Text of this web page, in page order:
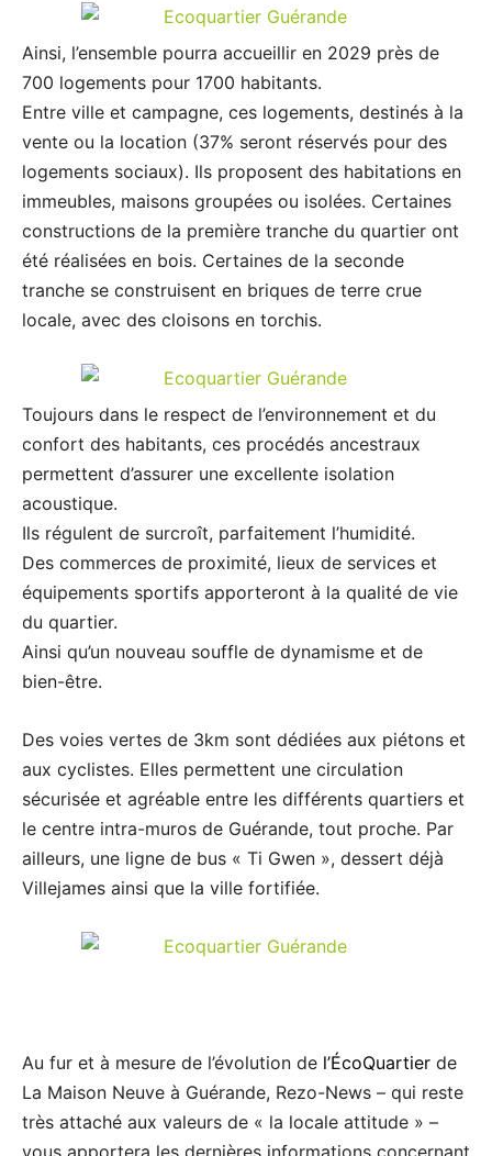
Ainsi, l’ensemble pourra accueillir en 2029 près de
700 logements pour 1700 habitants.
Entre ville et campagne, ces logements, destinés à la
vente ou la location (37% seront réservés pour des
logements sociaux). Ils proposent des habitations en
immeubles, maisons groupées ou isolées. Certaines
constructions de la première tranche du quartier ont
été réalisées en bois. Certaines de la seconde
tranche se construisent en briques de terre crue
locale, avec des cloisons en torchis.
Toujours dans le respect de l’environnement et du
confort des habitants, ces procédés ancestraux
permettent d’assurer une excellente isolation
acoustique.
Ils régulent de surcroît, parfaitement l’humidité.
Des commerces de proximité, lieux de services et
équipements sportifs apporteront à la qualité de vie
du quartier.
Ainsi qu’un nouveau souffle de dynamisme et de
bien-être.
Des voies vertes de 3km sont dédiées aux piétons et
aux cyclistes. Elles permettent une circulation
sécurisée et agréable entre les différents quartiers et
le centre intra-muros de Guérande, tout proche. Par
ailleurs, une ligne de bus « Ti Gwen », dessert déjà
Villejames ainsi que la ville fortifiée.
Au fur et à mesure de l’évolution de l’ÉcoQuartier de
La Maison Neuve à Guérande, Rezo-News – qui reste
très attaché aux valeurs de « la locale attitude » –
vous apportera les dernières informations concernant